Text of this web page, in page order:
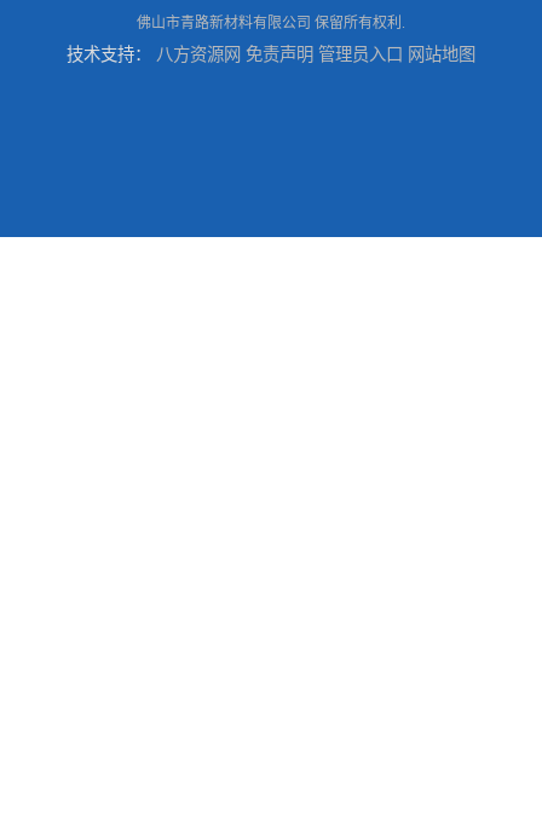
佛山市青路新材料有限公司 保留所有权利.
技术支持： 八方资源网 免责声明 管理员入口 网站地图